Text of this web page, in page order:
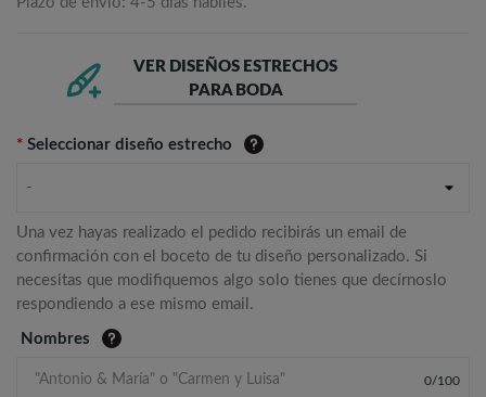
VER DISEÑOS ESTRECHOS
PARA BODA
* Seleccionar diseño estrecho
-
Una vez hayas realizado el pedido recibirás un email de
confirmación con el boceto de tu diseño personalizado. Si
necesitas que modifiquemos algo solo tienes que decírnoslo
respondiendo a ese mismo email.
Nombres
0/100